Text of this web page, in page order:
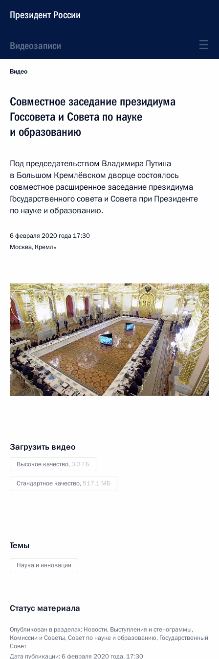
Президент России
Видеозаписи
Видео
Совместное заседание президиума
Госсовета и Совета по науке
и образованию
Под председательством Владимира Путина
в Большом Кремлёвском дворце состоялось
совместное расширенное заседание президиума
Государственного совета и Совета при Президенте
по науке и образованию.
6 февраля 2020 года 17:30
Москва, Кремль
Загрузить видео
Высокое качество, 3.3 ГБ
Стандартное качество, 517.1 МБ
Темы
Наука и инновации
Статус материала
Опубликован в разделах: Новости, Выступления и стенограммы,
Комиссии и Советы,Совет по науке и образованию, Государственный
Совет
Дата публикации:6 февраля 2020 года, 17:30